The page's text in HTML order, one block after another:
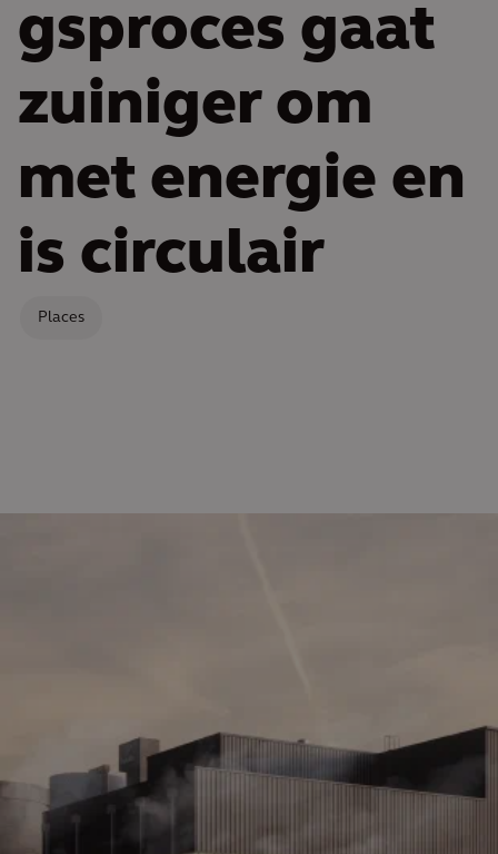
gsproces gaat
zuiniger om
met energie en
is circulair
Places